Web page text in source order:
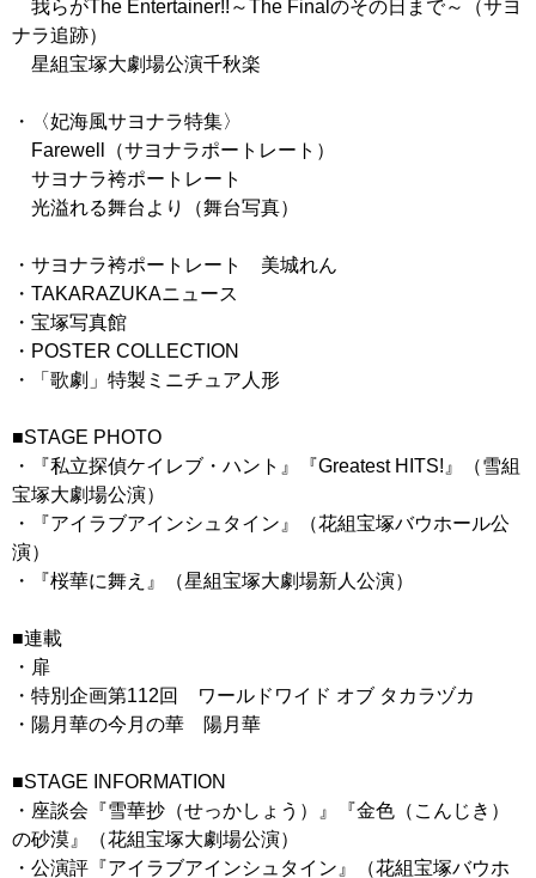
我らがThe Entertainer!!～The Finalのその日まで～（サヨ
ナラ追跡）
星組宝塚大劇場公演千秋楽
・〈妃海風サヨナラ特集〉
Farewell（サヨナラポートレート）
サヨナラ袴ポートレート
光溢れる舞台より（舞台写真）
・サヨナラ袴ポートレート 美城れん
・TAKARAZUKAニュース
・宝塚写真館
・POSTER COLLECTION
・「歌劇」特製ミニチュア人形
■STAGE PHOTO
・『私立探偵ケイレブ・ハント』『Greatest HITS!』（雪組
宝塚大劇場公演）
・『アイラブアインシュタイン』（花組宝塚バウホール公
演）
・『桜華に舞え』（星組宝塚大劇場新人公演）
■連載
・扉
・特別企画第112回 ワールドワイド オブ タカラヅカ
・陽月華の今月の華 陽月華
■STAGE INFORMATION
・座談会『雪華抄（せっかしょう）』『金色（こんじき）
の砂漠』（花組宝塚大劇場公演）
・公演評『アイラブアインシュタイン』（花組宝塚バウホ